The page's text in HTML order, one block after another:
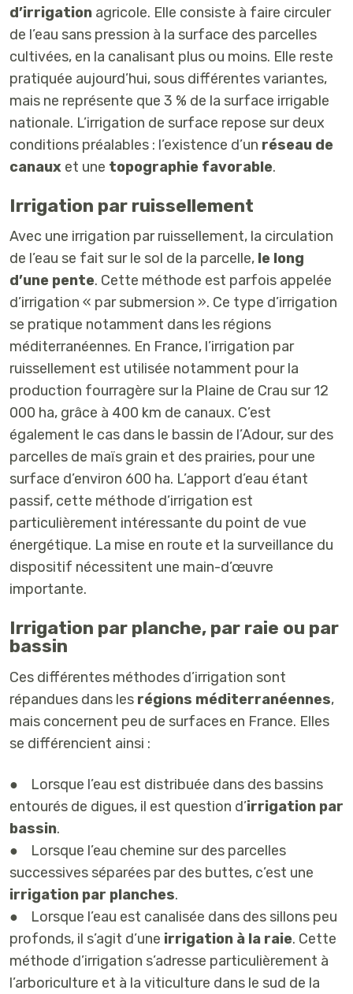
d’irrigation agricole. Elle consiste à faire circuler
de l’eau sans pression à la surface des parcelles
cultivées, en la canalisant plus ou moins. Elle reste
pratiquée aujourd’hui, sous différentes variantes,
mais ne représente que 3 % de la surface irrigable
nationale. L’irrigation de surface repose sur deux
conditions préalables : l’existence d’un réseau de
canaux et une topographie favorable.
Irrigation par ruissellement
Avec une irrigation par ruissellement, la circulation
de l’eau se fait sur le sol de la parcelle, le long
d’une pente. Cette méthode est parfois appelée
d’irrigation « par submersion ». Ce type d’irrigation
se pratique notamment dans les régions
méditerranéennes. En France, l’irrigation par
ruissellement est utilisée notamment pour la
production fourragère sur la Plaine de Crau sur 12
000 ha, grâce à 400 km de canaux. C’est
également le cas dans le bassin de l’Adour, sur des
parcelles de maïs grain et des prairies, pour une
surface d’environ 600 ha. L’apport d’eau étant
passif, cette méthode d’irrigation est
particulièrement intéressante du point de vue
énergétique. La mise en route et la surveillance du
dispositif nécessitent une main-d’œuvre
importante.
Irrigation par planche, par raie ou par
bassin
Ces différentes méthodes d’irrigation sont
répandues dans les régions méditerranéennes,
mais concernent peu de surfaces en France. Elles
se différencient ainsi :
● Lorsque l’eau est distribuée dans des bassins
entourés de digues, il est question d’irrigation par
bassin.
● Lorsque l’eau chemine sur des parcelles
successives séparées par des buttes, c’est une
irrigation par planches.
● Lorsque l’eau est canalisée dans des sillons peu
profonds, il s’agit d’une irrigation à la raie. Cette
méthode d’irrigation s’adresse particulièrement à
l’arboriculture et à la viticulture dans le sud de la